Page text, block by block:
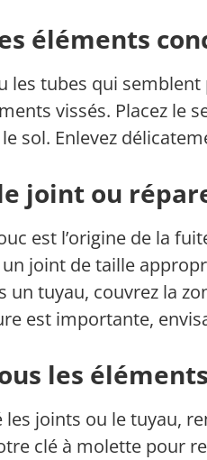
éléments
les tubes qui
vissés. Placez le
sol. Enlevez
joint ou
est l’origine de la
joint de taille
un tuyau, couvrez la
est importante,
les éléments
joints ou le tuyau,
clé à molette pour